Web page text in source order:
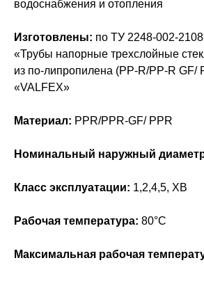
водоснабжения и отопления
Изготовлены: по ТУ 2248-002-
«Трубы напорные трехслойные
из по-липропилена (PP-R/PP-R GF/
«VALFEX»
Материал: PPR/PPR-GF/ PPR
Номинальный наружный
Класс эксплуатации: 1,2,4,5, ХВ
Рабочая температура: 80°С
Максимальная рабочая